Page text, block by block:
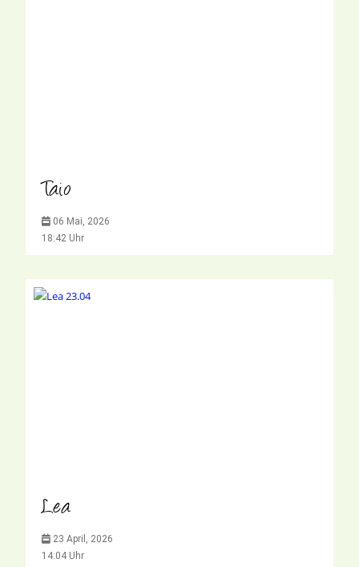
Taio
06 Mai, 2026
18:42 Uhr
Lea
23 April, 2026
14:04 Uhr